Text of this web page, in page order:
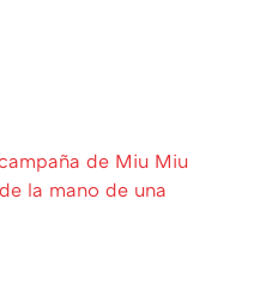
de Miu Miu
la mano de una